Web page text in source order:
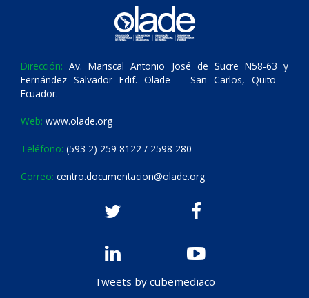
Dirección: Av. Mariscal Antonio José de Sucre N58-63 y
Fernández Salvador Edif. Olade – San Carlos, Quito –
Ecuador.
Web: www.olade.org
Teléfono: (593 2) 259 8122 / 2598 280
Correo: centro.documentacion@olade.org
Tweets by cubemediaco